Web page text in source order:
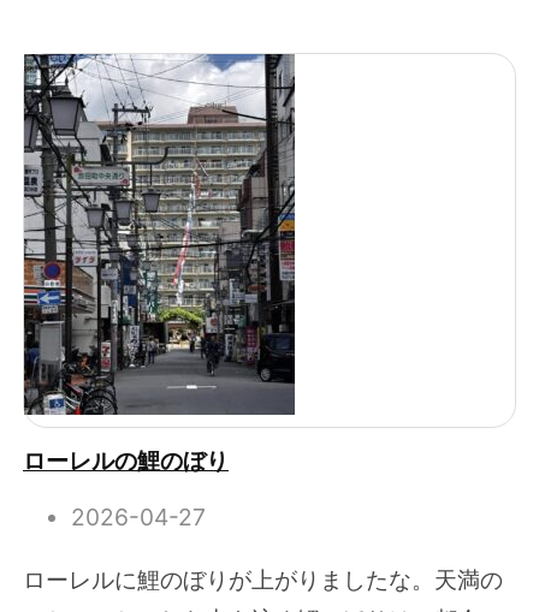
ローレルの鯉のぼり
2026-04-27
ローレルに鯉のぼりが上がりましたな。天満の